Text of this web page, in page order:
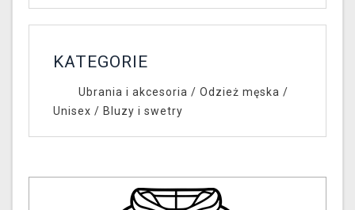
KATEGORIE
Ubrania i akcesoria / Odzież męska /
Unisex / Bluzy i swetry